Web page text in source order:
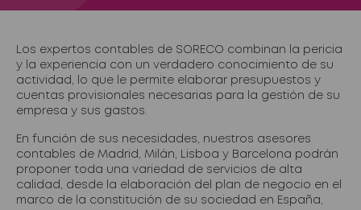
Los expertos contables de SORECO combinan la pericia
y la experiencia con un verdadero conocimiento de su
actividad, lo que le permite elaborar presupuestos y
cuentas provisionales necesarias para la gestión de su
empresa y sus gastos.
En función de sus necesidades, nuestros asesores
contables de Madrid, Milán, Lisboa y Barcelona podrán
proponer toda una variedad de servicios de alta
calidad, desde la elaboración del plan de negocio en el
marco de la constitución de su sociedad en España,